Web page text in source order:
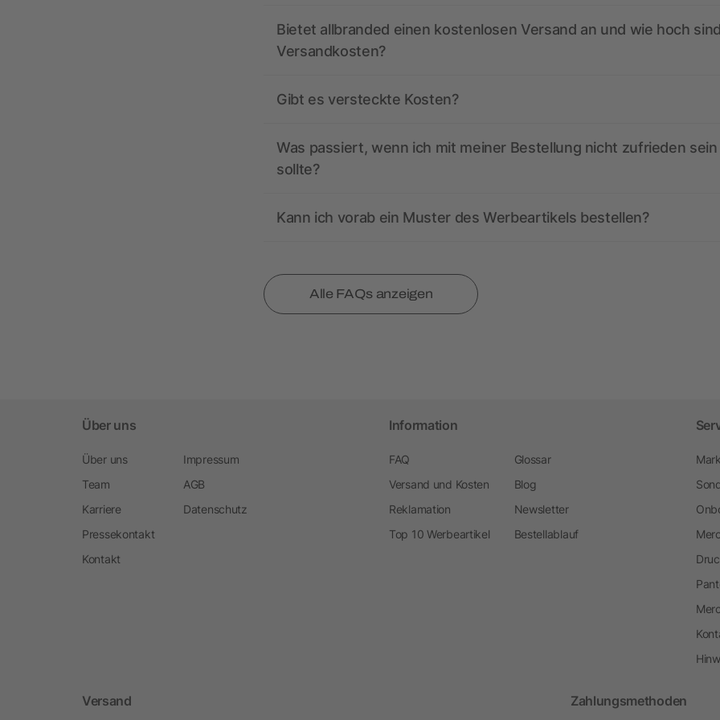
Bietet allbranded einen kostenlosen Versand an und wie hoch
Versandkosten?
Gibt es versteckte Kosten?
Was passiert, wenn ich mit meiner Bestellung nicht zufrieden sein
sollte?
Kann ich vorab ein Muster des Werbeartikels bestellen?
Alle FAQs anzeigen
Über uns
Über uns
Team
Karriere
Pressekontakt
Kontakt
Impressum
AGB
Datenschutz
Information
FAQ
Versand und Kosten
Reklamation
Top 10 Werbeartikel
Glossar
Blog
Newsletter
Bestellablauf
Versand Zahlungsmethoden